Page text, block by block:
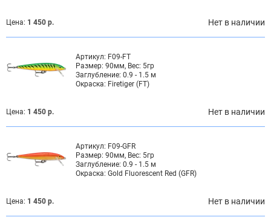
Цена: 1 450 р. Нет в наличии
Артикул: F09-FT
Размер: 90мм, Вес: 5гр
Заглубление: 0.9 - 1.5 м
Окраска: Firetiger (FT)
Цена: 1 450 р. Нет в наличии
Артикул: F09-GFR
Размер: 90мм, Вес: 5гр
Заглубление: 0.9 - 1.5 м
Окраска: Gold Fluorescent Red (GFR)
Цена: 1 450 р. Нет в наличии